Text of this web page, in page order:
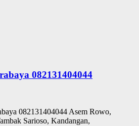
082131404044
082131404044 Asem Rowo,
Sarioso, Kandangan,